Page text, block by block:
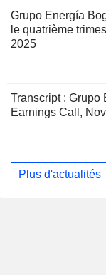
Grupo Energía
le quatrième
2025
Transcript : Grupo
Earnings Call,
Plus d'actualités